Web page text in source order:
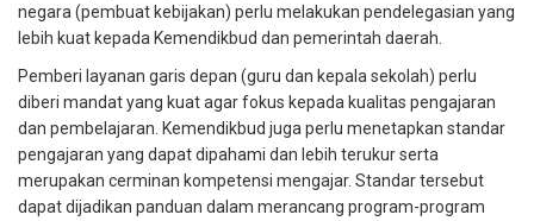
negara (pembuat kebijakan) perlu melakukan pendelegasian yang
lebih kuat kepada Kemendikbud dan pemerintah daerah.
Pemberi layanan garis depan (guru dan kepala sekolah) perlu
diberi mandat yang kuat agar fokus kepada kualitas pengajaran
dan pembelajaran. Kemendikbud juga perlu menetapkan standar
pengajaran yang dapat dipahami dan lebih terukur serta
merupakan cerminan kompetensi mengajar. Standar tersebut
dapat dijadikan panduan dalam merancang program-program